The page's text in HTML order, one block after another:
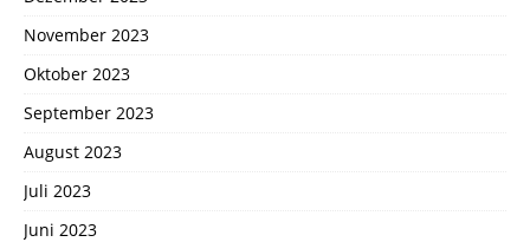
November 2023
Oktober 2023
September 2023
August 2023
Juli 2023
Juni 2023